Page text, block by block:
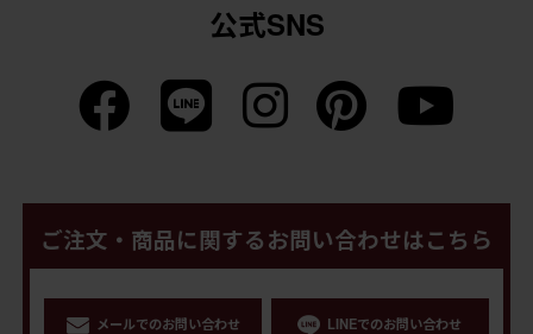
公式SNS
ご注文・商品に関するお問い合わせはこちら
メールでのお問い合わせ LINEでのお問い合わせ